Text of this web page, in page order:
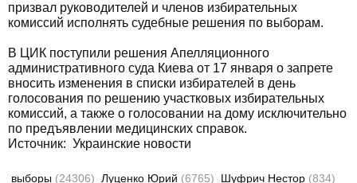
призвал руководителей и членов избирательных
комиссий исполнять судебные решения по выборам.
В ЦИК поступили решения Апелляционного
административного суда Киева от 17 января о запрете
вносить изменения в списки избирателей в день
голосования по решению участковых избирательных
комиссий, а также о голосовании на дому исключительно
по предъявлении медицинских справок.
Источник: Украинские новости
выборы (24306) Луценко Юрий (6765) Шуфрич Нестор (834)